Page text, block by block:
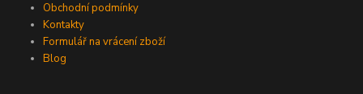
Obchodní podmínky
Kontakty
Formulář na vrácení zboží
Blog